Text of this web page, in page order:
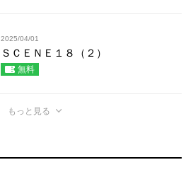
2025/04/01
ＳＣＥＮＥ１８（２）
無料
もっと見る